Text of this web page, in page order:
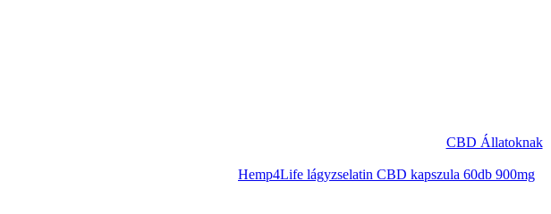
CBD Állatoknak
Hemp4Life lágyzselatin CBD kapszula 60db 900mg